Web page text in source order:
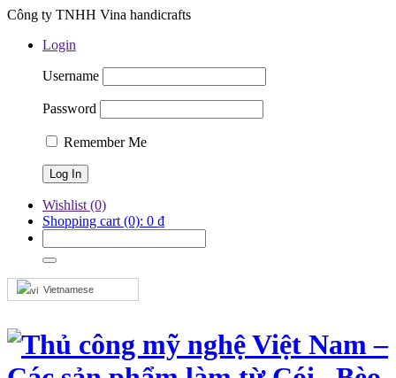
Công ty TNHH Vina handicrafts
Login
Username
Password
Remember Me
Wishlist (0)
Shopping cart (0): 0 ₫
Vietnamese